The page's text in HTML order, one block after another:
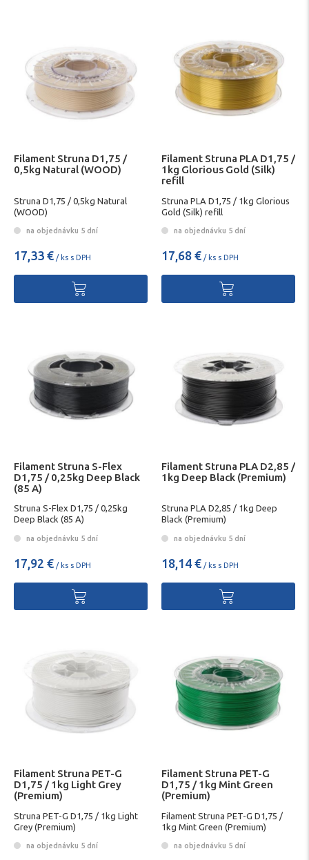
Filament Struna D1,75 /
0,5kg Natural (WOOD)
Struna D1,75 / 0,5kg Natural
(WOOD)
na objednávku 5 dní
17,33 € / ks s DPH
Filament Struna PLA D1,75 /
1kg Glorious Gold (Silk)
refill
Struna PLA D1,75 / 1kg Glorious
Gold (Silk) refill
na objednávku 5 dní
17,68 € / ks s DPH
Filament Struna S-Flex
D1,75 / 0,25kg Deep Black
(85 A)
Struna S-Flex D1,75 / 0,25kg
Deep Black (85 A)
na objednávku 5 dní
17,92 € / ks s DPH
Filament Struna PLA D2,85 /
1kg Deep Black (Premium)
Struna PLA D2,85 / 1kg Deep
Black (Premium)
na objednávku 5 dní
18,14 € / ks s DPH
Filament Struna PET-G
D1,75 / 1kg Light Grey
(Premium)
Struna PET-G D1,75 / 1kg Light
Grey (Premium)
na objednávku 5 dní
Filament Struna PET-G
D1,75 / 1kg Mint Green
(Premium)
Filament Struna PET-G D1,75 /
1kg Mint Green (Premium)
na objednávku 5 dní